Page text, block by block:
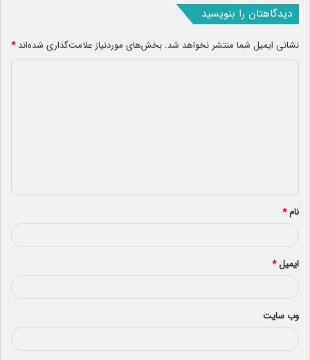
دیدگاهتان را بنویسید
نشانی ایمیل شما منتشر نخواهد شد. بخش‌های موردنیاز علامت‌گذاری شده‌اند*
*
نام*
ایمیل*
وب‌ سایت